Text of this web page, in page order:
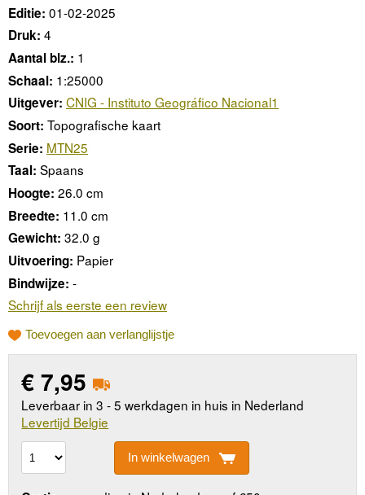
Editie: 01-02-2025
Druk: 4
Aantal blz.: 1
Schaal: 1:25000
Uitgever: CNIG - Instituto Geográfico Nacional1
Soort: Topografische kaart
Serie: MTN25
Taal: Spaans
Hoogte: 26.0 cm
Breedte: 11.0 cm
Gewicht: 32.0 g
Uitvoering: Papier
Bindwijze: -
Schrijf als eerste een review
Toevoegen aan verlanglijstje
€7,95
Leverbaar in 3 - 5 werkdagen in huis in Nederland
Levertijd Belgie
In winkelwagen